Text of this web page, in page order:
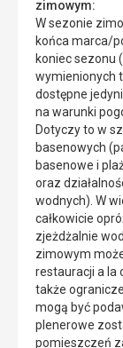
zimowym:
W sezonie
końca marca/
koniec sezonu
wymienionych
dostępne
na warunki
Dotyczy to w
basenowych
basenowe i
oraz
wodnych). W
całkowicie
zjeżdżalnie
zimowym
restauracji a la
także
mogą być
plenerowe
pomieszczeń